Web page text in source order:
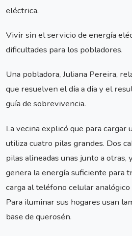
eléctrica.
Vivir sin el servicio de energía
dificultades para los pobladores.
Una pobladora, Juliana Pereira,
que resuelven el día a día y el
guía de sobrevivencia.
La vecina explicó que para
utiliza cuatro pilas grandes. Dos
pilas alineadas unas junto a otras,
genera la energía suficiente para
carga al teléfono celular
Para iluminar sus hogares usan
base de querosén.